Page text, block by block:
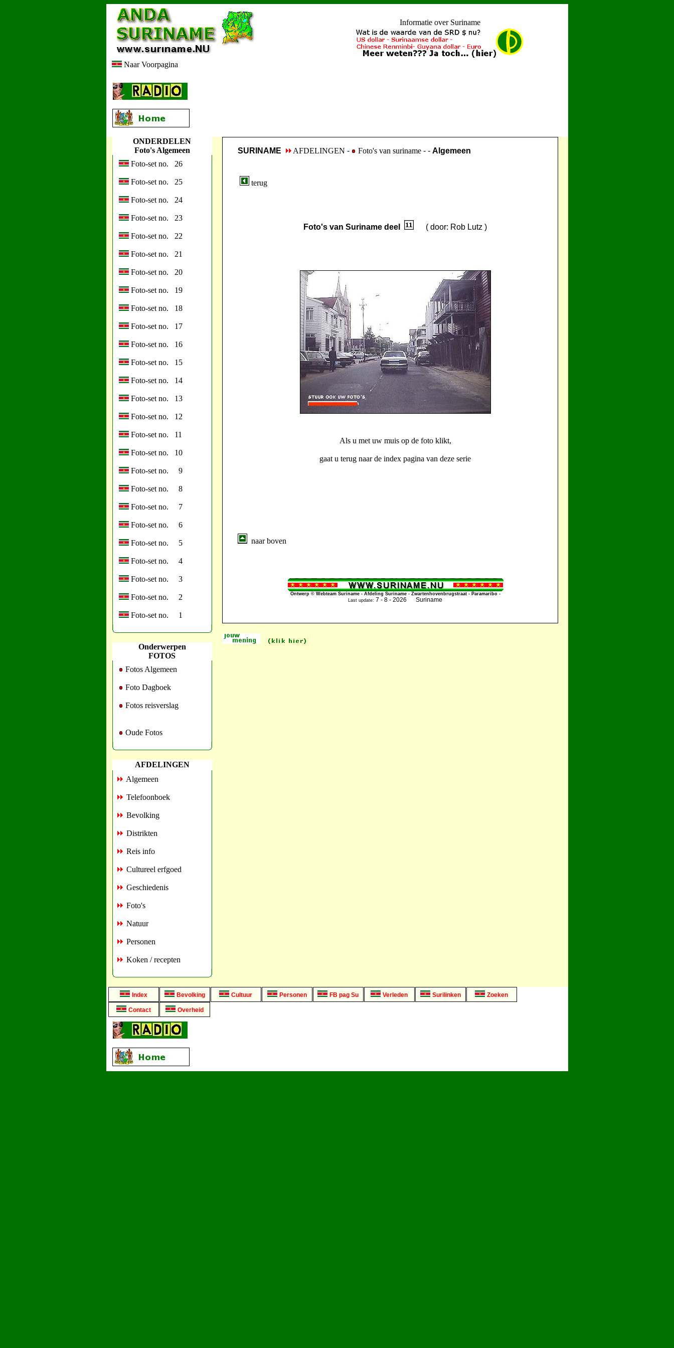
Naar Voorpagina
Informatie over Suriname
ONDERDELEN
Foto's Algemeen
Foto-set no. 26
Foto-set no. 25
Foto-set no. 24
Foto-set no. 23
Foto-set no. 22
Foto-set no. 21
Foto-set no. 20
Foto-set no. 19
Foto-set no. 18
Foto-set no. 17
Foto-set no. 16
Foto-set no. 15
Foto-set no. 14
Foto-set no. 13
Foto-set no. 12
Foto-set no. 11
Foto-set no. 10
Foto-set no. 9
Foto-set no. 8
Foto-set no. 7
Foto-set no. 6
Foto-set no. 5
Foto-set no. 4
Foto-set no. 3
Foto-set no. 2
Foto-set no. 1
Onderwerpen
FOTOS
Fotos Algemeen
Foto Dagboek
Fotos reisverslag
Oude Fotos
AFDELINGEN
Algemeen
Telefoonboek
Bevolking
Distrikten
Reis info
Cultureel erfgoed
Geschiedenis
Foto's
Natuur
Personen
Koken / recepten
SURINAME AFDELINGEN - Foto's van suriname - - Algemeen
terug
Foto's van Suriname deel ( door: Rob Lutz )
Als u met uw muis op de foto klikt,
gaat u terug naar de index pagina van deze serie
naar boven
Ontwerp © Webteam Suriname - Afdeling Suriname - Zwartenhovenbrugstraat - Paramaribo -
Last update: 7 - 8 - 2026 Suriname
Index Bevolking Cultuur Personen FB pag Su Verleden Surilinken Zoeken
Contact Overheid